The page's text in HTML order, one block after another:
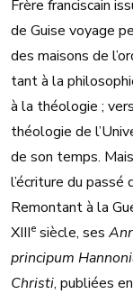
Frère franciscain
de Guise voyage
des maisons de
tant à la
à la théologie ;
théologie de
de son temps.
l’écriture du passé
Remontant à la
XIIIe siècle, ses
principum
Christi, publiées